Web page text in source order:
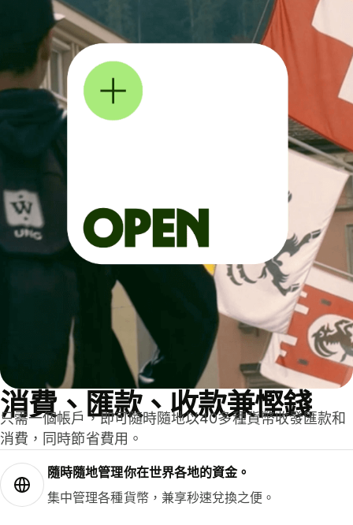
消費、匯款、收款兼慳錢
只需一個帳戶，即可隨時隨地以40多種貨幣收發匯款和
消費，同時節省費用。
隨時隨地管理你在世界各地的資金。
集中管理各種貨幣，兼享秒速兌換之便。